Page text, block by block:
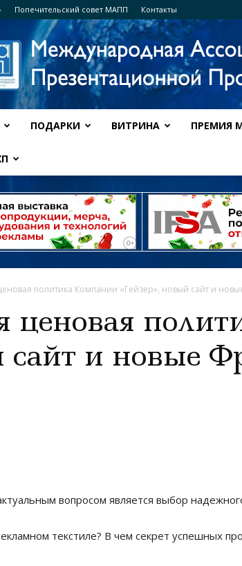
Попечительский совет МАПП Контакты
ПОДАРКИ ВИТРИНА ПРЕМИЯ
политика Компании «Гейзер», новый сайт и
ценовая
сайт и новые
вопросом является выбор
текстиле? В чем секрет успешных